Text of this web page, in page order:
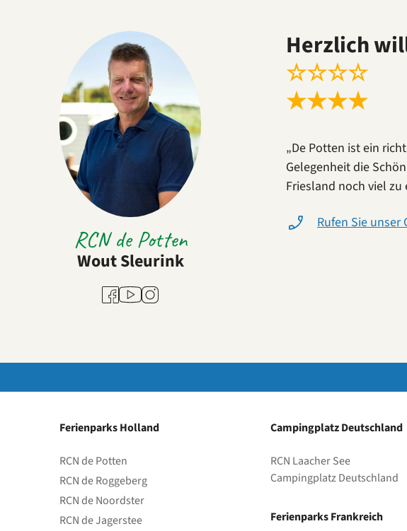
RCN de Potten
Wout Sleurink
Facebook
YoutubeInstagram
Herzlich
☆☆☆☆
★★★★
„De Potten ist ein
Gelegenheit die
Friesland noch viel
Rufen Sie unser
Ferienparks Holland
RCN de Potten
RCN de Roggeberg
RCN de Noordster
RCN de Jagerstee
Campingplatz Deutschland
RCN Laacher See
Campingplatz Deutschland
Ferienparks Frankreich